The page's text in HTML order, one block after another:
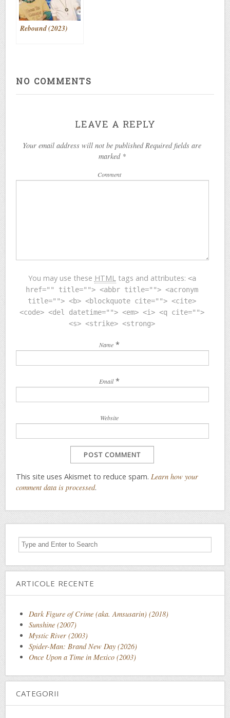
Rebound (2023)
NO COMMENTS
LEAVE A REPLY
Your email address will not be published Required fields are
marked *
Comment
You may use these HTML tags and attributes: <a
href="" title=""> <abbr title=""> <acronym
title=""> <b> <blockquote cite=""> <cite>
<code> <del datetime=""> <em> <i> <q cite="">
<s> <strike> <strong>
Name *
Email *
Website
This site uses Akismet to reduce spam. Learn how your
comment data is processed.
ARTICOLE RECENTE
Dark Figure of Crime (aka. Amsusarin) (2018)
Sunshine (2007)
Mystic River (2003)
Spider-Man: Brand New Day (2026)
Once Upon a Time in Mexico (2003)
CATEGORII